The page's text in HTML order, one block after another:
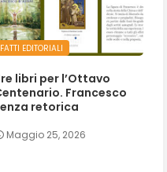
FATTI EDITORIALI
libri per l’Ottavo
Francesco
retorica
Maggio 25, 2026